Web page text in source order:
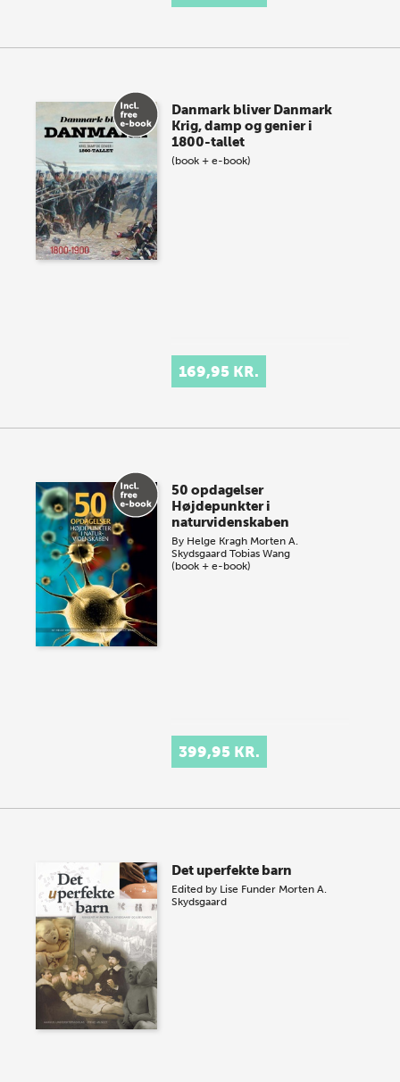
Danmark bliver Danmark
Krig, damp og genier i
1800-tallet
(book + e-book)
169,95 KR.
50 opdagelser
Højdepunkter i
naturvidenskaben
By Helge Kragh Morten A.
Skydsgaard Tobias Wang
(book + e-book)
399,95 KR.
Det uperfekte barn
Edited by Lise Funder Morten A.
Skydsgaard